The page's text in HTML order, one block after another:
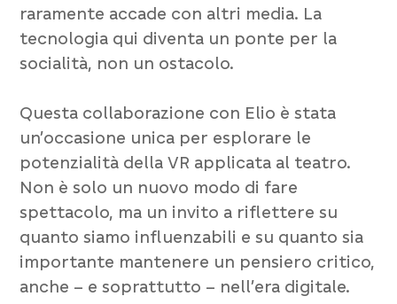
raramente accade con altri media. La
tecnologia qui diventa un ponte per la
socialità, non un ostacolo.
Questa collaborazione con Elio è stata
un’occasione unica per esplorare le
potenzialità della VR applicata al teatro.
Non è solo un nuovo modo di fare
spettacolo, ma un invito a riflettere su
quanto siamo influenzabili e su quanto sia
importante mantenere un pensiero critico,
anche – e soprattutto – nell’era digitale.